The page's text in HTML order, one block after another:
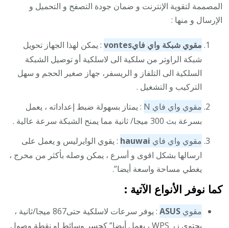
المصممة لتقوية الإنترنت و ضمان جودة التصفح و التحميل و
الإرسال و منها :
مقوي شبكة واي فايvontes : يمكن لهذا الجهاز تحويل
شبكة الراوتر من سلكية الى لاسلكية أو توصيل الشبكة
السلكية الى التلفاز و الريسفر، جهاز صغير الحجم و سهل
التركيب و التشغيل .
مقوي واي فاي N
: يمتاز بسهولة ضبط إعداداته ، يعمل
بسرعة بث 300 ميجا/ ثانية مما يمنح الشبكة سرعة عالية .
مقوي واي فاي hauwai : يقوي الوايرليس و يعمل على
ارسالها بشكل اقوى و أسرع ، يمكن وصله بأكثر من مخرج ،
يغطي مساحة واسعة أيضا”.
كما نوفر الأنواع الآتية :
مقويASUS
: يوفر سرعات لاسلكية حتى867 ميجا/ثانية ،
يحتوي زر WPS ، يعمل أيضا” كجسر وسائط او نقطة وصول